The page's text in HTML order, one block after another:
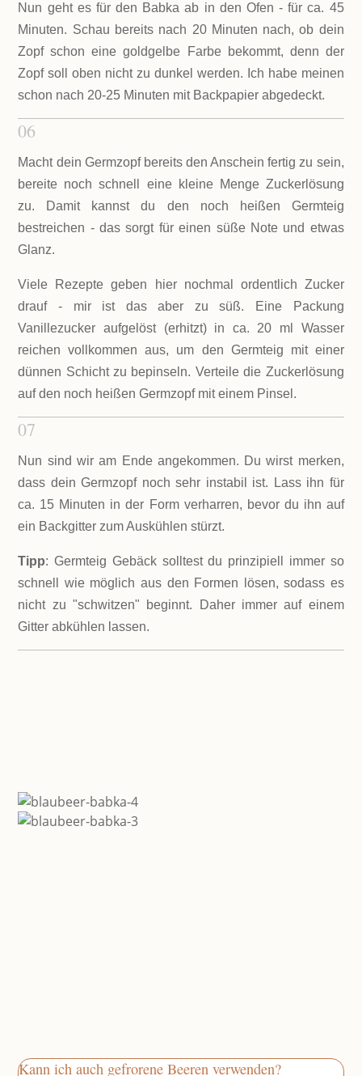
Nun geht es für den Babka ab in den Ofen - für ca. 45
Minuten. Schau bereits nach 20 Minuten nach, ob dein
Zopf schon eine goldgelbe Farbe bekommt, denn der
Zopf soll oben nicht zu dunkel werden. Ich habe meinen
schon nach 20-25 Minuten mit Backpapier abgedeckt.
06
Macht dein Germzopf bereits den Anschein fertig zu sein,
bereite noch schnell eine kleine Menge Zuckerlösung
zu. Damit kannst du den noch heißen Germteig
bestreichen - das sorgt für einen süße Note und etwas
Glanz.
Viele Rezepte geben hier nochmal ordentlich Zucker
drauf - mir ist das aber zu süß. Eine Packung
Vanillezucker aufgelöst (erhitzt) in ca. 20 ml Wasser
reichen vollkommen aus, um den Germteig mit einer
dünnen Schicht zu bepinseln. Verteile die Zuckerlösung
auf den noch heißen Germzopf mit einem Pinsel.
07
Nun sind wir am Ende angekommen. Du wirst merken,
dass dein Germzopf noch sehr instabil ist. Lass ihn für
ca. 15 Minuten in der Form verharren, bevor du ihn auf
ein Backgitter zum Auskühlen stürzt.
Tipp: Germteig Gebäck solltest du prinzipiell immer so
schnell wie möglich aus den Formen lösen, sodass es
nicht zu "schwitzen" beginnt. Daher immer auf einem
Gitter abkühlen lassen.
Kann ich auch gefrorene Beeren verwenden?